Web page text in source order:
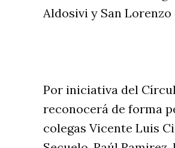
Aldosivi y San Lorenzo
Por iniciativa del
reconocerá de forma
colegas Vicente Luis